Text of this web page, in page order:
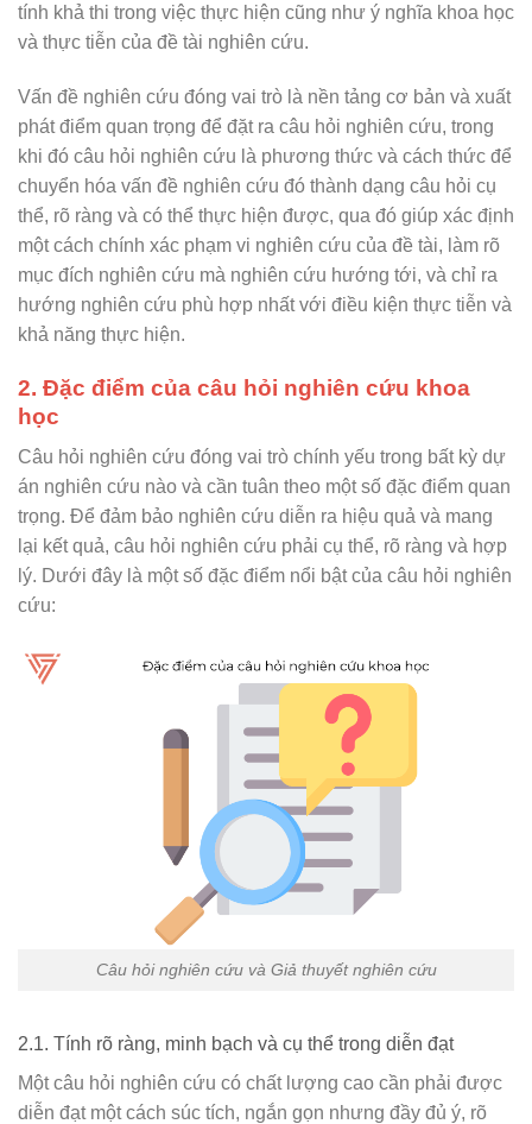
tính khả thi trong việc thực hiện cũng như ý nghĩa khoa học
và thực tiễn của đề tài nghiên cứu.
Vấn đề nghiên cứu đóng vai trò là nền tảng cơ bản và xuất
phát điểm quan trọng để đặt ra câu hỏi nghiên cứu, trong
khi đó câu hỏi nghiên cứu là phương thức và cách thức để
chuyển hóa vấn đề nghiên cứu đó thành dạng câu hỏi cụ
thể, rõ ràng và có thể thực hiện được, qua đó giúp xác định
một cách chính xác phạm vi nghiên cứu của đề tài, làm rõ
mục đích nghiên cứu mà nghiên cứu hướng tới, và chỉ ra
hướng nghiên cứu phù hợp nhất với điều kiện thực tiễn và
khả năng thực hiện.
2. Đặc điểm của câu hỏi nghiên cứu khoa
học
Câu hỏi nghiên cứu đóng vai trò chính yếu trong bất kỳ dự
án nghiên cứu nào và cần tuân theo một số đặc điểm quan
trọng. Để đảm bảo nghiên cứu diễn ra hiệu quả và mang
lại kết quả, câu hỏi nghiên cứu phải cụ thể, rõ ràng và hợp
lý. Dưới đây là một số đặc điểm nổi bật của câu hỏi nghiên
cứu:
Câu hỏi nghiên cứu và Giả thuyết nghiên cứu
2.1. Tính rõ ràng, minh bạch và cụ thể trong diễn đạt
Một câu hỏi nghiên cứu có chất lượng cao cần phải được
diễn đạt một cách súc tích, ngắn gọn nhưng đầy đủ ý, rõ